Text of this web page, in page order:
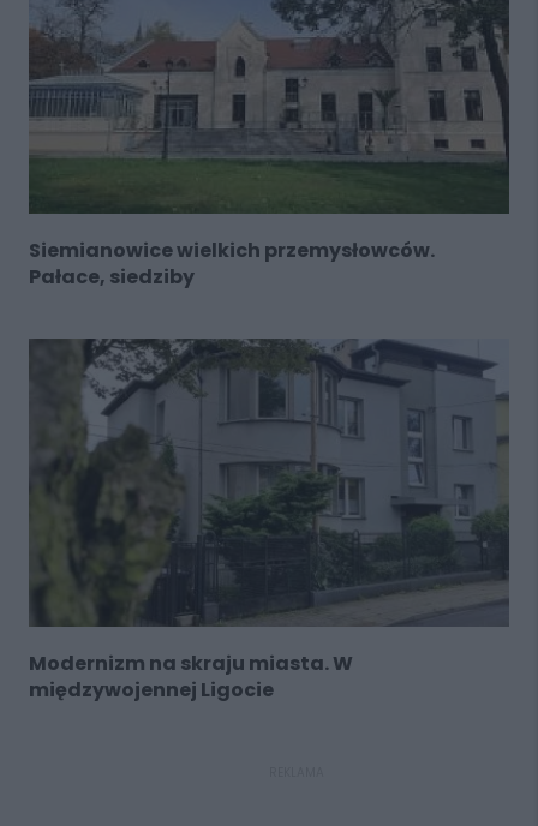
Siemianowice wielkich przemysłowców.
Pałace, siedziby
Modernizm na skraju miasta. W
międzywojennej Ligocie